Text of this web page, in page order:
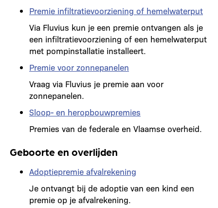
Premie infiltratievoorziening of hemelwaterput
Via Fluvius kun je een premie ontvangen als je
een infiltratievoorziening of een hemelwaterput
met pompinstallatie installeert.
Premie voor zonnepanelen
Vraag via Fluvius je premie aan voor
zonnepanelen.
Sloop- en heropbouwpremies
Premies van de federale en Vlaamse overheid.
Geboorte en overlijden
Adoptiepremie afvalrekening
Je ontvangt bij de adoptie van een kind een
premie op je afvalrekening.